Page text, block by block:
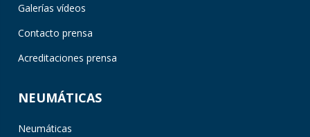
Galerías vídeos
Contacto prensa
Acreditaciones prensa
NEUMÁTICAS
Neumáticas